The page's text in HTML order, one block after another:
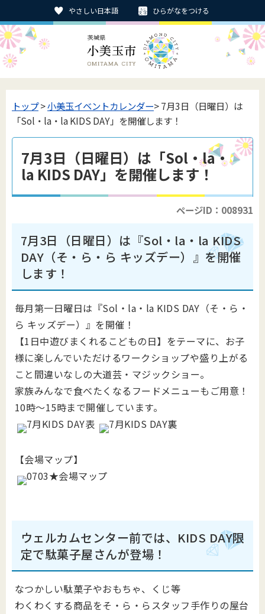
やさしい日本語 ひらがなをつける
トップ>小美玉イベントカレンダー> 7月3日（日曜日）は
「Sol・la・la KIDS DAY」を開催します！
7月3日（日曜日）は「Sol・la・
la KIDS DAY」を開催します！
ページID：008931
7月3日（日曜日）は『Sol・la・la KIDS
DAY（そ・ら・ら キッズデー）』を開催
します！
毎月第一日曜日は『Sol・la・la KIDS DAY（そ・ら・
ら キッズデー）』を開催！
【1日中遊びまくれるこどもの日】をテーマに、お子
様に楽しんでいただけるワークショップや盛り上がる
こと間違いなしの大道芸・マジックショー。
家族みんなで食べたくなるフードメニューもご用意！
10時～15時まで開催しています。
【会場マップ】
ウェルカムセンター前では、KIDS DAY限
定で駄菓子屋さんが登場！
なつかしい駄菓子やおもちゃ、くじ等
わくわくする商品をそ・ら・らスタッフ手作りの屋台